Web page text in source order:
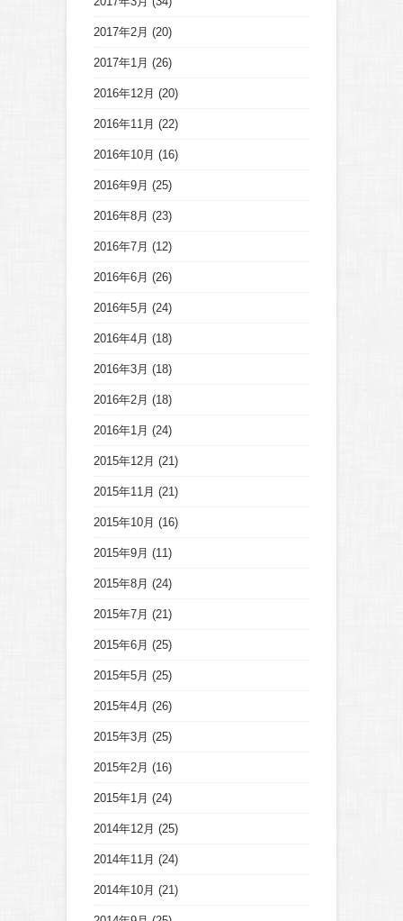
2017年2月 (20)
2017年1月 (26)
2016年12月 (20)
2016年11月 (22)
2016年10月 (16)
2016年9月 (25)
2016年8月 (23)
2016年7月 (12)
2016年6月 (26)
2016年5月 (24)
2016年4月 (18)
2016年3月 (18)
2016年2月 (18)
2016年1月 (24)
2015年12月 (21)
2015年11月 (21)
2015年10月 (16)
2015年9月 (11)
2015年8月 (24)
2015年7月 (21)
2015年6月 (25)
2015年5月 (25)
2015年4月 (26)
2015年3月 (25)
2015年2月 (16)
2015年1月 (24)
2014年12月 (25)
2014年11月 (24)
2014年10月 (21)